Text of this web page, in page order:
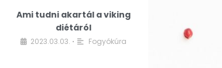
Ami tudni akartál a viking
diétáról
2023.03.03. • Fogyókúra